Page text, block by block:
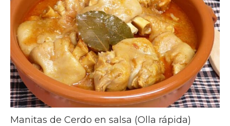
Manitas de Cerdo en salsa (Olla rápida)